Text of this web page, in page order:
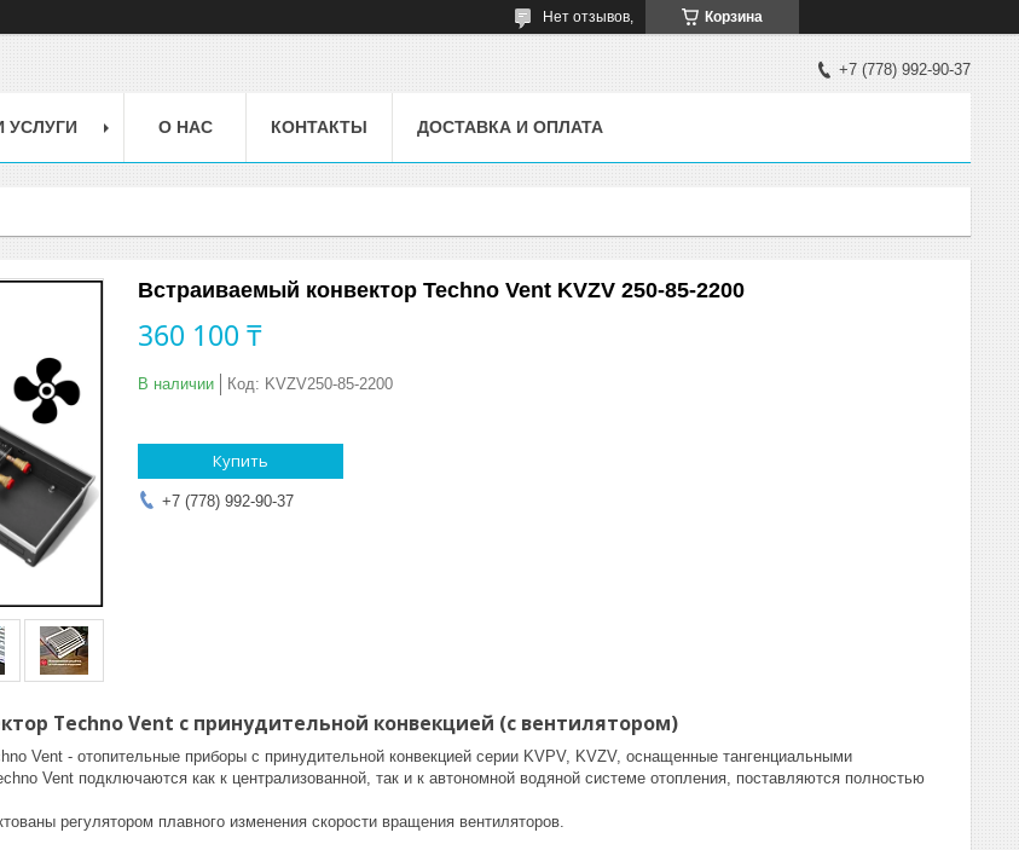
Корзина
Нет отзывов,
+7 (778) 992-90-37
УСЛУГИ О НАС КОНТАКТЫ ДОСТАВКА И ОПЛАТА
Встраиваемый конвектор Techno Vent KVZV 250-85-2200
360 100 ₸
В наличии Код: KVZV250-85-2200
Купить
+7 (778) 992-90-37
Techno Vent с принудительной конвекцией (с вентилятором)
Vent - отопительные приборы с принудительной конвекцией серии KVPV, KVZV, оснащенные тангенциальными
Vent подключаются как к централизованной, так и к автономной водяной системе отопления, поставляются полностью
регулятором плавного изменения скорости вращения вентиляторов.